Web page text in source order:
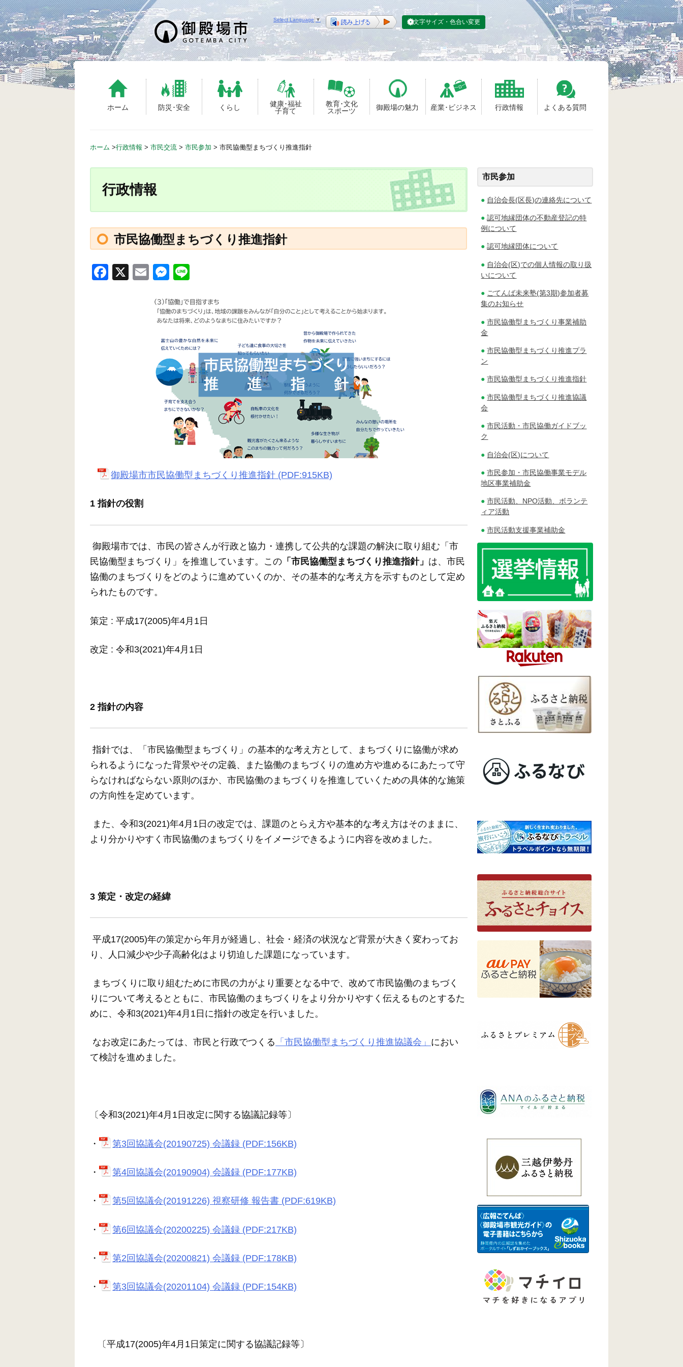
S
k
i
p
t
o
c
ホーム 防災･安全 くらし
健康･福祉
子育て
教育･文化
スポーツ
御殿場の魅力 産業･ビジネス 行政情報 よくある質問
Select Language ▼ 文字サイズ・色合い変更
ホーム >行政情報 > 市民交流 > 市民参加 > 市民協働型まちづくり推進指針
行政情報
市民協働型まちづくり推進指針
F
X
E
ail
M
ss
e
n
g
er
e
御殿場市市民協働型まちづくり推進指針 (PDF:915KB)
1 指針の役割
御殿場市では、市民の皆さんが行政と協力・連携して公共的な課題の解決に取り組む「市
民協働型まちづくり」を推進しています。この 「市民協働型まちづくり推進指針」 は、市民
協働のまちづくりをどのように進めていくのか、その基本的な考え方を示すものとして定め
られたものです。
策定 : 平成17(2005)年4月1日
改定 : 令和3(2021)年4月1日
2 指針の内容
指針では、「市民協働型まちづくり」の基本的な考え方として、まちづくりに協働が求め
られるようになった背景やその定義、また協働のまちづくりの進め方や進めるにあたって守
らなければならない原則のほか、市民協働のまちづくりを推進していくための具体的な施策
の方向性を定めています。
また、令和3(2021)年4月1日の改定では、課題のとらえ方や基本的な考え方はそのままに、
より分かりやすく市民協働のまちづくりをイメージできるように内容を改めました。
3 策定・改定の経緯
平成17(2005)年の策定から年月が経過し、社会・経済の状況など背景が大きく変わってお
り、人口減少や少子高齢化はより切迫した課題になっています。
まちづくりに取り組むために市民の力がより重要となる中で、改めて市民協働のまちづく
りについて考えるとともに、市民協働のまちづくりをより分かりやすく伝えるものとするた
めに、令和3(2021)年4月1日に指針の改定を行いました。
なお改定にあたっては、市民と行政でつくる 「市民協働型まちづくり推進協議会」 におい
て検討を進めました。
〔令和3(2021)年4月1日改定に関する協議記録等〕
・ 第3回協議会(20190725) 会議録 (PDF:156KB)
・ 第4回協議会(20190904) 会議録 (PDF:177KB)
・ 第5回協議会(20191226) 視察研修 報告書 (PDF:619KB)
・ 第6回協議会(20200225) 会議録 (PDF:217KB)
・ 第2回協議会(20200821) 会議録 (PDF:178KB)
・ 第3回協議会(20201104) 会議録 (PDF:154KB)
〔平成17(2005)年4月1日策定に関する協議記録等〕
市民参加
自治会長(区長)の連絡先について
認可地縁団体の不動産登記の特
例について
認可地縁団体について
自治会(区)での個人情報の取り扱
いについて
ごてんば未来塾(第3期)参加者募
集のお知らせ
市民協働型まちづくり事業補助
金
市民協働型まちづくり推進プラ
ン
市民協働型まちづくり推進指針
市民協働型まちづくり推進協議
会
市民活動・市民協働ガイドブッ
ク
自治会(区)について
市民参加・市民協働事業モデル
地区事業補助金
市民活動、NPO活動、ボランテ
ィア活動
市民活動支援事業補助金